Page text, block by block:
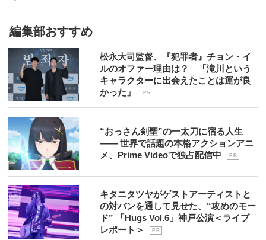
編集部おすすめ
松永大司監督、『犯罪者』チョン・イ
ルのオファー理由は？ 「滝川という
キャラクターに出会えたことは運が良
かった」
P R
“おっさん剣聖”の一太刀に宿る人生
―― 世界で話題の本格アクションアニ
メ、Prime Videoで独占配信中
P R
キタニタツヤがゲストアーティストと
の対バンを通して見せた、“攻めのモー
ド” 「Hugs Vol.6」神戸公演＜ライブ
レポート＞
P R